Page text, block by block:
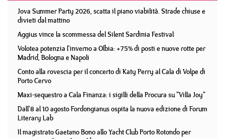
Jova Summer Party 2026, scatta il piano viabilità. Strade chiuse e
divieti dal mattino
Aggius vince la scommessa del Silent Sardinia Festival
Volotea potenzia l'inverno a Olbia: +75% di posti e nuove rotte per
Madrid, Bologna e Napoli
Conto alla rovescia per il concerto di Katy Perry al Cala di Volpe di
Porto Cervo
Maxi-sequestro a Cala Finanza: i sigilli della Procura su "Villa Joy"
Dall'8 al 10 agosto Fordongianus ospita la nuova edizione di Forum
Literary Lab
Il magistrato Gaetano Bono allo Yacht Club Porto Rotondo per